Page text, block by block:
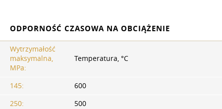
ODPORNOŚĆ CZASOWA NA OBCIĄŻENIE
Wytrzymałość
maksymalna,
MPa:
Temperatura, °C
145:
600
250:
500